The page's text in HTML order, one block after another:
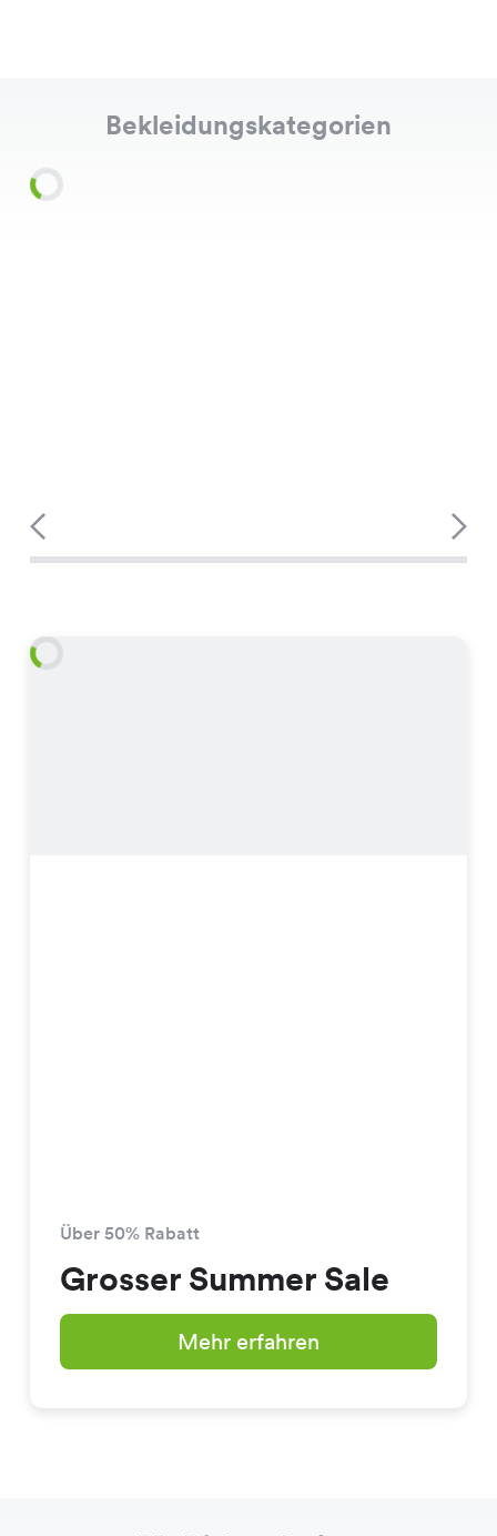
Bekleidungskategorien
Über 50% Rabatt
Grosser Summer Sale
Mehr erfahren